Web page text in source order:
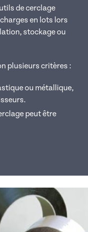
de cerclage
en lots lors
stockage ou
plusieurs critères :
ou métallique,
peut être
la suite